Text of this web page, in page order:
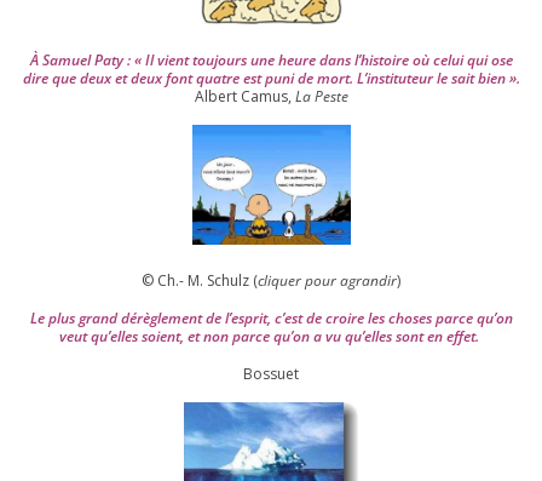
À Samuel Paty : « Il vient tou­jours une heure dans l’his­toire où celui qui ose
dire que deux et deux font quatre est puni de mort. L’instituteur le sait bien ».
Albert Camus, La Peste
© Ch.- M. Schulz (cli­quer pour agran­dir)
Le plus grand dérè­gle­ment de l’es­prit, c’est de croire les choses parce qu’on
veut qu’elles soient, et non parce qu’on a vu qu’elles sont en effet.
Bossuet